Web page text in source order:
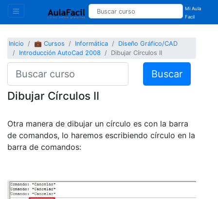
Mi Aula
Facil
Inicio 💼 Cursos Informática
Diseño Gráfico/CAD
Introducción AutoCad 2008
Dibujar Círculos II
Buscar
Dibujar Círculos II
Otra manera de dibujar un círculo es con la barra
de comandos, lo haremos escribiendo círculo en la
barra de comandos: